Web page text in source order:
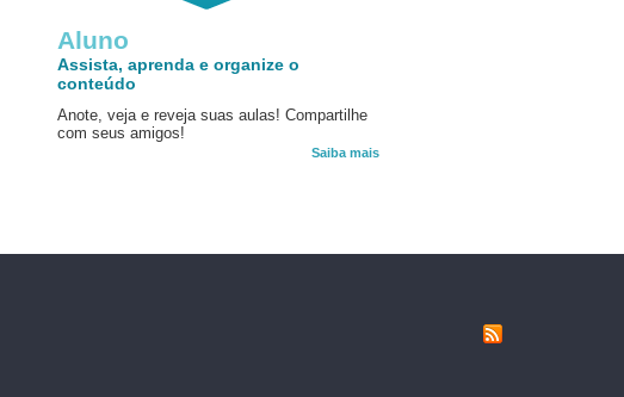
Aluno
Assista, aprenda e organize o
conteúdo
Anote, veja e reveja suas aulas! Compartilhe
com seus amigos!
Saiba mais